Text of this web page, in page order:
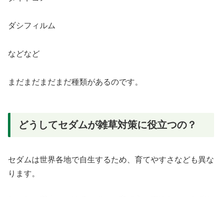
ダシフィルム
などなど
まだまだまだまだ種類があるのです。
どうしてセダムが雑草対策に役立つの？
セダムは世界各地で自生するため、育てやすさなども異な
ります。